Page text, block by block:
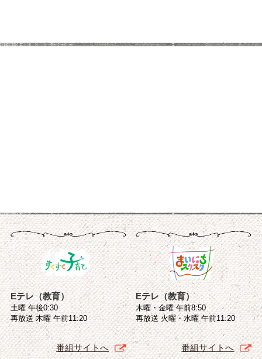
Eテレ（教育）
土曜 午後0:30
再放送 木曜 午前11:20
番組サイトへ
Eテレ（教育）
木曜・金曜 午前8:50
再放送 火曜・水曜 午前11:20
番組サイトへ